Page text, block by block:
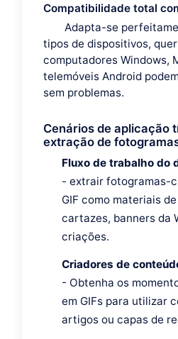
Compatibilidade total
Adapta-se
tipos de dispositivos,
computadores Windows,
telemóveis Android
sem problemas.
Cenários de aplicação
extração de
Fluxo de trabalho do
- extrair fotogramas-
GIF como materiais
cartazes, banners da
criações.
Criadores de
- Obtenha os
em GIFs para utilizar
artigos ou capas de